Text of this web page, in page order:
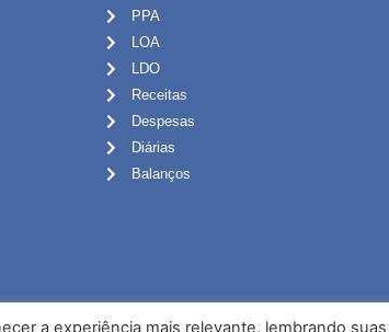
PPA
LOA
LDO
Receitas
Despesas
Diárias
Balanços
a experiência mais relevante, lembrando